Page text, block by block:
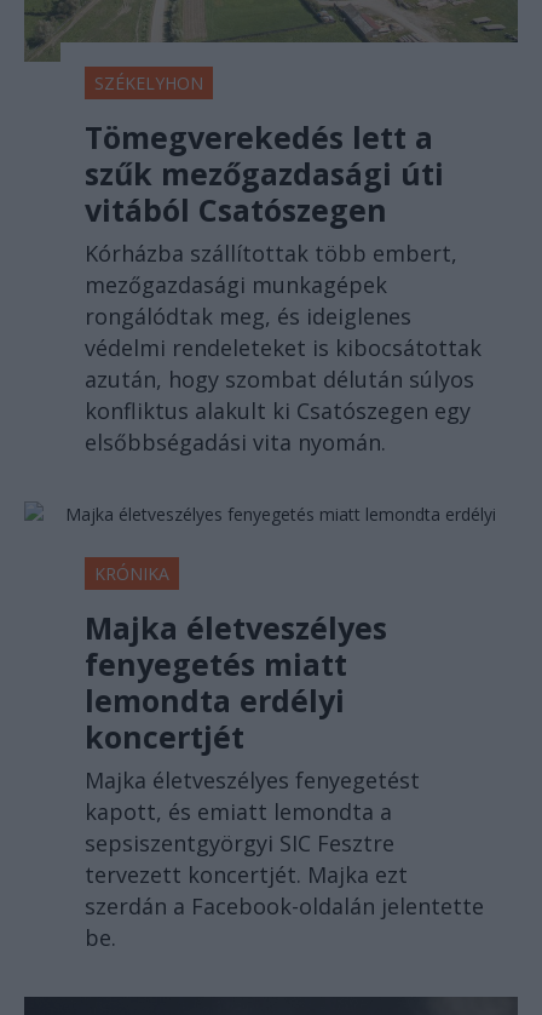
SZÉKELYHON
Tömegverekedés lett a
szűk mezőgazdasági úti
vitából Csatószegen
Kórházba szállítottak több embert,
mezőgazdasági munkagépek
rongálódtak meg, és ideiglenes
védelmi rendeleteket is kibocsátottak
azután, hogy szombat délután súlyos
konfliktus alakult ki Csatószegen egy
elsőbbségadási vita nyomán.
KRÓNIKA
Majka életveszélyes
fenyegetés miatt
lemondta erdélyi
koncertjét
Majka életveszélyes fenyegetést
kapott, és emiatt lemondta a
sepsiszentgyörgyi SIC Fesztre
tervezett koncertjét. Majka ezt
szerdán a Facebook-oldalán jelentette
be.